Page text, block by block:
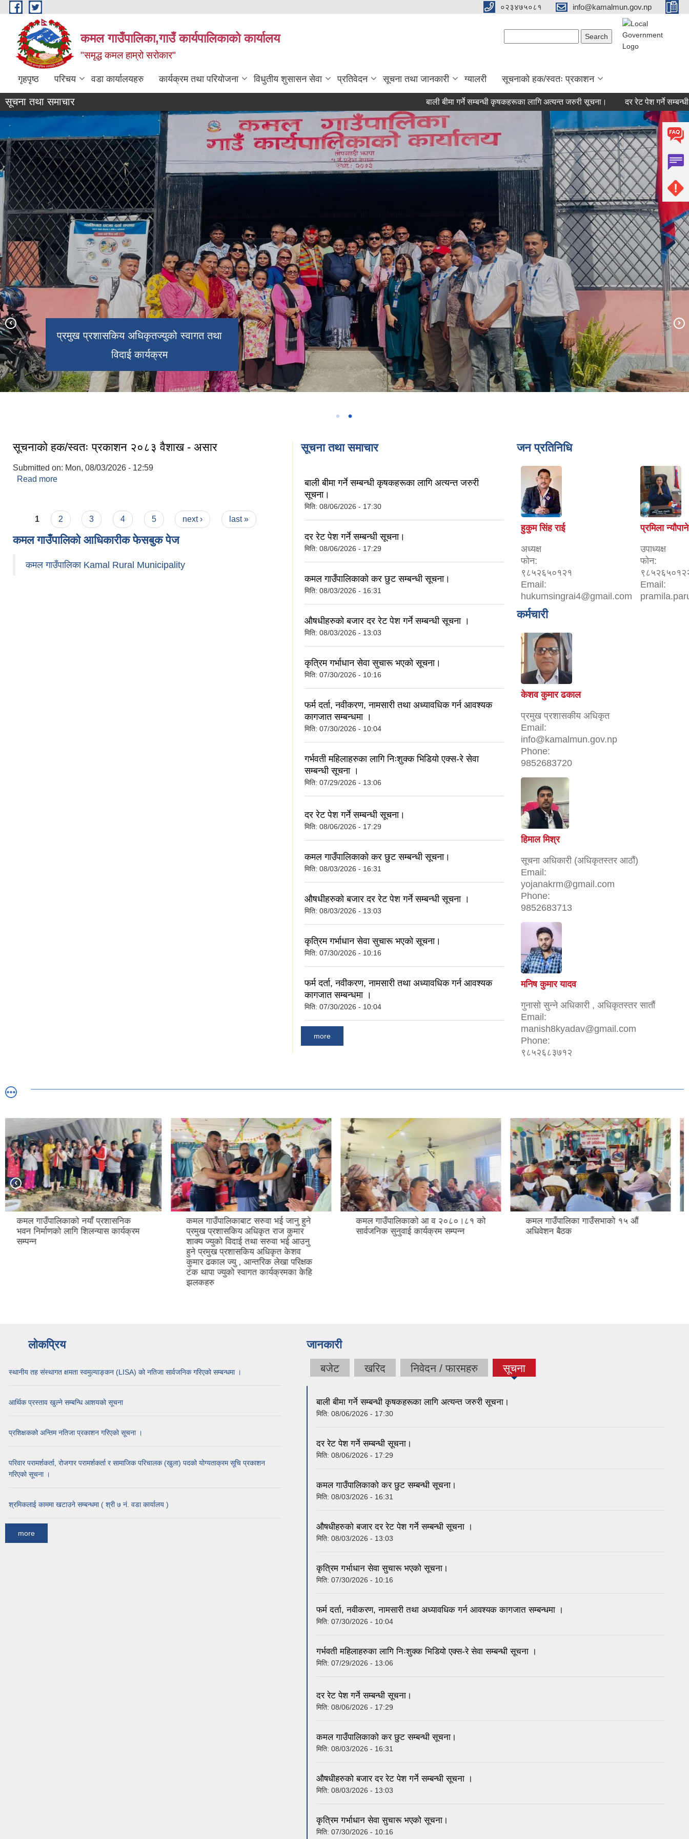
Skip to main content ०२३४७५०८१ info@kamalmun.gov.np
कमल गाउँपालिका,गाउँ कार्यपालिकाको कार्यालय
"समृद्ध कमल हाम्रो सरोकार"
गृहपृष्ठ परिचय वडा कार्यालयहरु कार्यक्रम तथा परियोजना विधुतीय शुसासन सेवा प्रतिवेदन सूचना तथा जानकारी ग्यालरी सूचनाको हक/स्वतः प्रकाशन
सूचना तथा समाचार बाली बीमा गर्ने सम्बन्धी कृषकहरूका लागि अत्यन्त जरुरी सूचना। दर रेट पेश गर्ने सम्बन्धी सूचना।
सार्वजनिक सुनुवाई कार्यक्रम
प्रमुख प्रशासकिय अधिकृतज्युको स्वागत तथा
विदाई कार्यक्रम
सूचनाको हक/स्वतः प्रकाशन २०८३ वैशाख - असार
Submitted on: Mon, 08/03/2026 - 12:59
Read more
Pages
1 2 3 4 5 next › last »
कमल गाउँपालिको आधिकारीक फेसबुक पेज
कमल गाउँपालिका Kamal Rural Municipality
सूचना तथा समाचार
बाली बीमा गर्ने सम्बन्धी कृषकहरूका लागि अत्यन्त जरुरी
सूचना।
मिति: 08/06/2026 - 17:30
दर रेट पेश गर्ने सम्बन्धी सूचना।
मिति: 08/06/2026 - 17:29
कमल गाउँपालिकाको कर छुट सम्बन्धी सूचना।
मिति: 08/03/2026 - 16:31
औषधीहरुको बजार दर रेट पेश गर्ने सम्बन्धी सूचना ।
मिति: 08/03/2026 - 13:03
कृत्रिम गर्भाधान सेवा सुचारू भएको सूचना।
मिति: 07/30/2026 - 10:16
फर्म दर्ता, नवीकरण, नामसारी तथा अध्यावधिक गर्न आवश्यक
कागजात सम्बन्धमा ।
मिति: 07/30/2026 - 10:04
गर्भवती महिलाहरुका लागि निःशुक्क भिडियो एक्स-रे सेवा
सम्बन्धी सूचना ।
मिति: 07/29/2026 - 13:06
दर रेट पेश गर्ने सम्बन्धी सूचना।
मिति: 08/06/2026 - 17:29
कमल गाउँपालिकाको कर छुट सम्बन्धी सूचना।
मिति: 08/03/2026 - 16:31
औषधीहरुको बजार दर रेट पेश गर्ने सम्बन्धी सूचना ।
मिति: 08/03/2026 - 13:03
कृत्रिम गर्भाधान सेवा सुचारू भएको सूचना।
मिति: 07/30/2026 - 10:16
फर्म दर्ता, नवीकरण, नामसारी तथा अध्यावधिक गर्न आवश्यक
कागजात सम्बन्धमा ।
मिति: 07/30/2026 - 10:04
more
जन प्रतिनिधि
हुकुम सिंह राई
अध्यक्ष
फोन:
९८५२६५०१२१
Email:
hukumsingrai4@gmail.com
प्रमिला न्यौपाने
उपाध्यक्ष
फोन:
Email:
कर्मचारी
केशव कुमार ढकाल
प्रमुख प्रशासकीय अधिकृत
Email:
info@kamalmun.gov.np
Phone:
9852683720
हिमाल मिश्र
सूचना अधिकारी (अधिकृतस्तर आठौं)
Email:
yojanakrm@gmail.com
Phone:
9852683713
मनिष कुमार यादव
गुनासो सुन्ने अधिकारी , अधिकृतस्तर सातौं
Email:
manish8kyadav@gmail.com
Phone:
९८५२६८३७१२
कमल गाउँपालिकाबाट सरुवा भई जानु हुने
प्रमुख प्रशासकिय अधिकृत राज कुमार
शाक्य ज्युको विदाई तथा सरुवा भई आउनु
कमल गाउँपालिकाको आ व २०८०।८१ को
सार्वजनिक सुनुवाई कार्यक्रम सम्पन्न
कमल गाउँपालिका गाउँसभाको १५ औं
अधिवेशन बैठक
"राष्ट्रिय हातिपाइले रोग निवारण अभियान
२०८१"
लोकप्रिय
स्थानीय तह संस्थागत क्षमता स्वमुल्याङ्कन (LISA) को नतिजा सार्वजनिक गरिएको सम्बन्धमा ।
आर्थिक प्रस्ताव खुल्ने सम्बन्धि आशयको सूचना
प्रशिक्षकको अन्तिम नतिजा प्रकाशन गरिएको सूचना ।
परिवार परामर्शकर्ता, रोजगार परामर्शकर्ता र सामाजिक परिचालक (खुला) पदको योग्यताक्रम सूचि प्रकाशन
गरिएको सूचना ।
श्रमिकलाई काममा खटाउने सम्बन्धमा ( श्री ७ नं. वडा कार्यालय )
more
जानकारी
बजेट खरिद निवेदन / फारमहरु सूचना
(active
बाली बीमा गर्ने सम्बन्धी कृषकहरूका लागि अत्यन्त जरुरी सूचना।
मिति: 08/06/2026 - 17:30
दर रेट पेश गर्ने सम्बन्धी सूचना।
मिति: 08/06/2026 - 17:29
कमल गाउँपालिकाको कर छुट सम्बन्धी सूचना।
मिति: 08/03/2026 - 16:31
औषधीहरुको बजार दर रेट पेश गर्ने सम्बन्धी सूचना ।
मिति: 08/03/2026 - 13:03
कृत्रिम गर्भाधान सेवा सुचारू भएको सूचना।
मिति: 07/30/2026 - 10:16
फर्म दर्ता, नवीकरण, नामसारी तथा अध्यावधिक गर्न आवश्यक कागजात सम्बन्धमा ।
मिति: 07/30/2026 - 10:04
गर्भवती महिलाहरुका लागि निःशुक्क भिडियो एक्स-रे सेवा सम्बन्धी सूचना ।
मिति: 07/29/2026 - 13:06
दर रेट पेश गर्ने सम्बन्धी सूचना।
मिति: 08/06/2026 - 17:29
कमल गाउँपालिकाको कर छुट सम्बन्धी सूचना।
मिति: 08/03/2026 - 16:31
औषधीहरुको बजार दर रेट पेश गर्ने सम्बन्धी सूचना ।
मिति: 08/03/2026 - 13:03
कृत्रिम गर्भाधान सेवा सुचारू भएको सूचना।
मिति: 07/30/2026 - 10:16